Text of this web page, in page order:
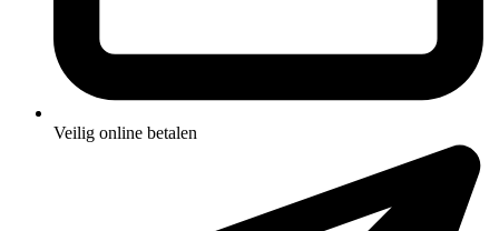
Veilig online betalen